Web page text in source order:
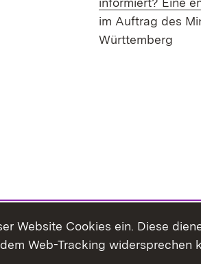
im Auftrag des
Württemberg
Website Cookies ein. Diese
Web-Tracking